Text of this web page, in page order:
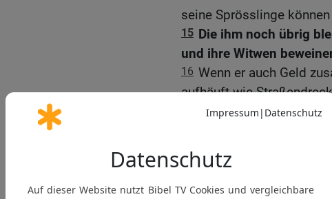
seine Sprösslinge
15 Die ihm noch übrig
und ihre Witwen
16 Wenn er auch Geld
aufhäuft wie Straßendreck
— er bringt sie zwar
anziehen, und das Geld
18
Er baut sein Haus
sich der Wächter macht.
19 Reich legt er sich hin,